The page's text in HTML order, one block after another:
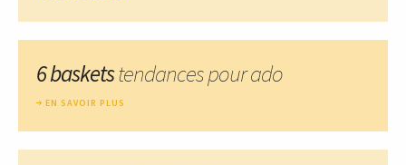
6 basketstendances pour ado
EN SAVOIR PLUS